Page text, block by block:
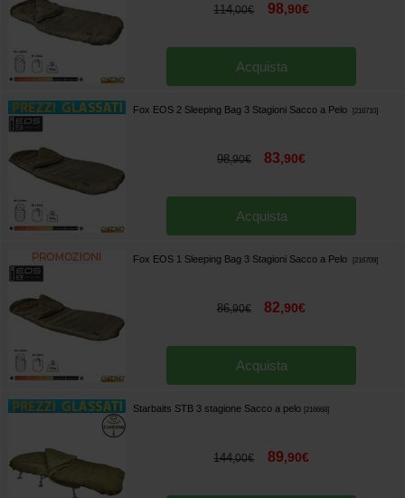
114,00€ 98,90€
Acquista
Fox EOS 2 Sleeping Bag 3 Stagioni Sacco a Pelo [216710]
98,90€ 83,90€
Acquista
Fox EOS 1 Sleeping Bag 3 Stagioni Sacco a Pelo [216709]
86,90€ 82,90€
Acquista
Starbaits STB 3 stagione Sacco a pelo [216668]
144,00€ 89,90€